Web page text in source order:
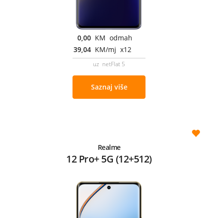
0,00 KM odmah
39,04 KM/mj x12
uz netFlat 5
Saznaj više
Realme
12 Pro+ 5G (12+512)